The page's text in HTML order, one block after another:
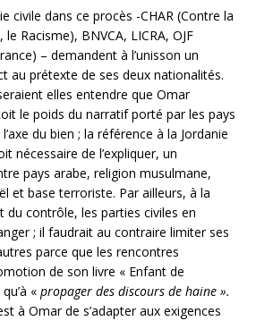
civile dans ce procès -CHAR (Contre la
le Racisme), BNVCA, LICRA, OJF
– demandent à l’unisson un
au prétexte de ses deux nationalités.
elles entendre que Omar
le poids du narratif porté par les pays
du bien ; la référence à la Jordanie
nécessaire de l’expliquer, un
pays arabe, religion musulmane,
et base terroriste. Par ailleurs, à la
du contrôle, les parties civiles en
; il faudrait au contraire limiter ses
parce que les rencontres
de son livre « Enfant de
« propager des discours de haine ».
à Omar de s’adapter aux exigences